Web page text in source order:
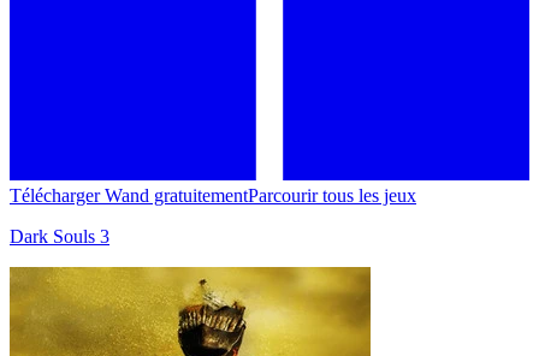
Télécharger Wand gratuitementParcourir tous les jeux
Dark Souls 3